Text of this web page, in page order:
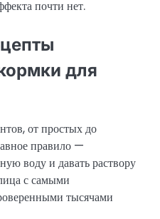
почти нет.
для
от простых до
правило —
воду и давать раствору
с самыми
тысячами